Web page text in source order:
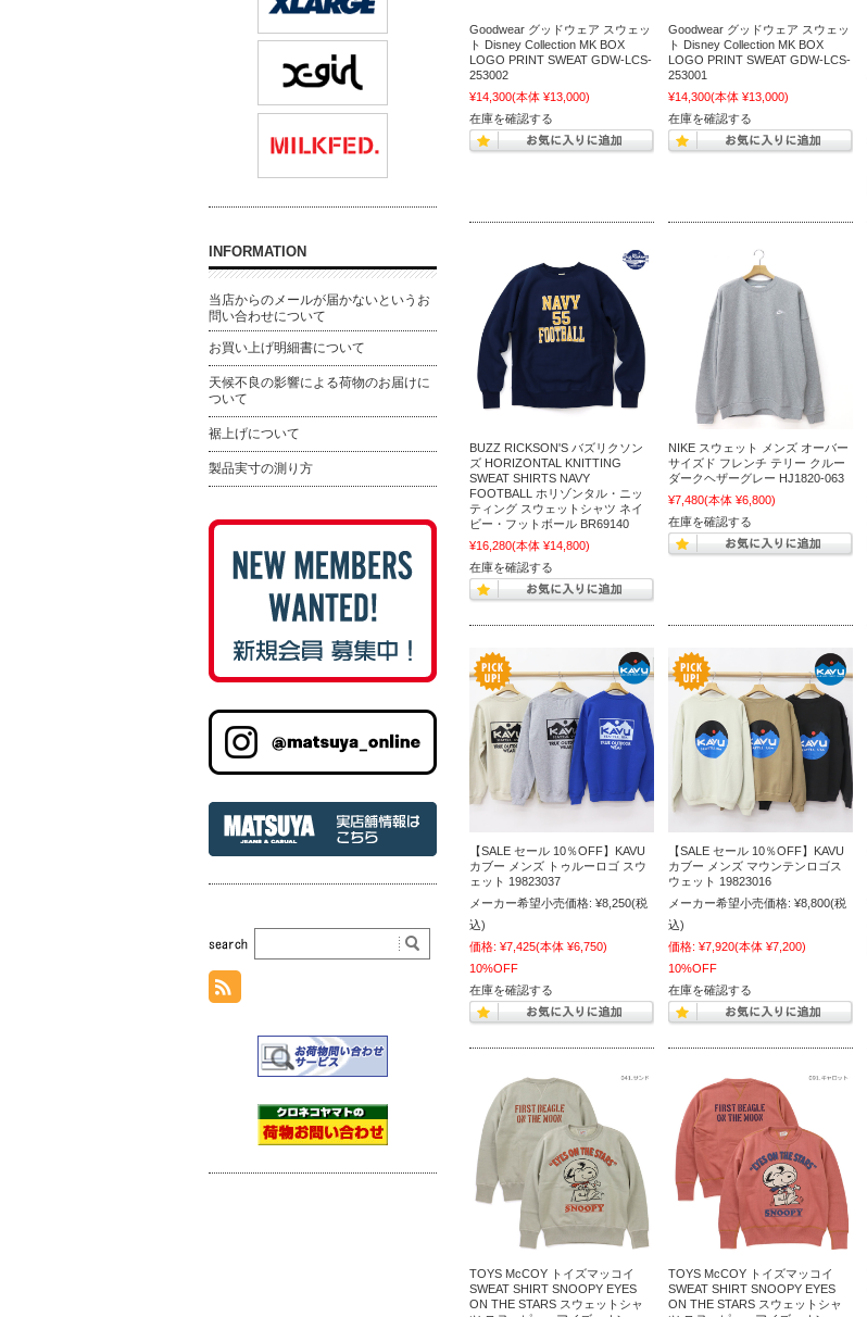
Goodwear グッドウェア スウェッ
ト Disney Collection MK BOX
LOGO PRINT SWEAT GDW-LCS-
253002
¥14,300(本体 ¥13,000)
在庫を確認する
Goodwear グッドウェア スウェッ
ト Disney Collection MK BOX
LOGO PRINT SWEAT GDW-LCS-
253001
¥14,300(本体 ¥13,000)
在庫を確認する
BUZZ RICKSON'S バズリクソン
ズ HORIZONTAL KNITTING
SWEAT SHIRTS NAVY
FOOTBALL ホリゾンタル・ニッ
ティング スウェットシャツ ネイ
ビー・フットボール BR69140
¥16,280(本体 ¥14,800)
在庫を確認する
NIKE スウェット メンズ オーバー
サイズド フレンチ テリー クルー
ダークヘザーグレー HJ1820-063
¥7,480(本体 ¥6,800)
在庫を確認する
【SALE セール 10％OFF】KAVU
カブー メンズ トゥルーロゴ スウ
ェット 19823037
メーカー希望小売価格: ¥8,250(税
込)
価格: ¥7,425(本体 ¥6,750)
10%OFF
在庫を確認する
【SALE セール 10％OFF】KAVU
カブー メンズ マウンテンロゴス
ウェット 19823016
メーカー希望小売価格: ¥8,800(税
込)
価格: ¥7,920(本体 ¥7,200)
10%OFF
在庫を確認する
TOYS McCOY トイズマッコイ
SWEAT SHIRT SNOOPY EYES
ON THE STARS スウェットシャ
TOYS McCOY トイズマッコイ
SWEAT SHIRT SNOOPY EYES
ON THE STARS スウェットシャ
INFORMATION
当店からのメールが届かないというお
問い合わせについて
お買い上げ明細書について
天候不良の影響による荷物のお届けに
ついて
裾上げについて
製品実寸の測り方